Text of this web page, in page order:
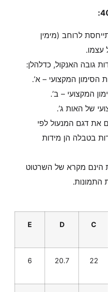
מתייחסת לרוחב (מימין
עצמו.
גובה האנקול, כדלהלן:
הסימון המקצועי – א’.
המקצועי – ב’.
של האות ג’.
את דגם המנעול לפי
בטבלה הן מידות
הינם מקרא של השרטוט
התמונות.
C
D
E
22
20.7
6